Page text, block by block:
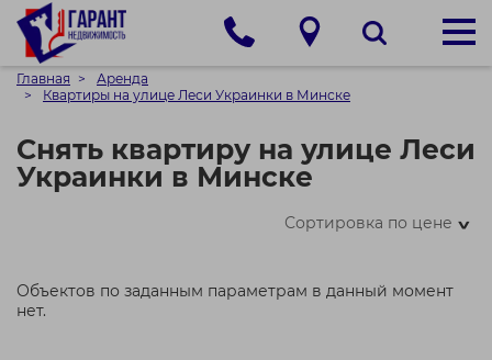
Главная
Аренда
Квартиры на улице Леси Украинки в Минске
Снять квартиру на улице Леси
Украинки в Минске
Сортировка по цене>
Объектов по заданным параметрам в данный момент
нет.